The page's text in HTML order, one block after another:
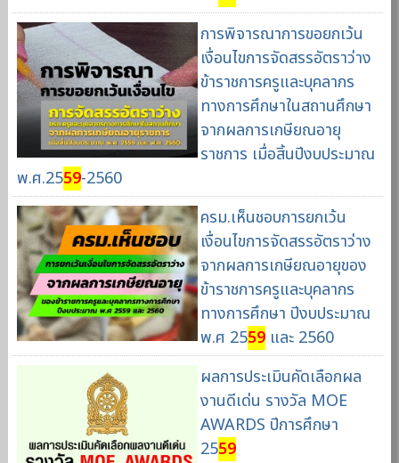
การพิจารณาการขอยกเว้น
เงื่อนไขการจัดสรรอัตราว่าง
ข้าราชการครูและบุคลากร
ทางการศึกษาในสถานศึกษา
จากผลการเกษียณอายุ
ราชการ เมื่อสิ้นปีงบประมาณ
พ.ศ.2559-2560
ครม.เห็นชอบการยกเว้น
เงื่อนไขการจัดสรรอัตราว่าง
จากผลการเกษียณอายุของ
ข้าราชการครูและบุคลากร
ทางการศึกษา ปีงบประมาณ
พ.ศ 2559และ 2560
ผลการประเมินคัดเลือกผล
งานดีเด่น รางวัล MOE
AWARDS ปีการศึกษา
2559